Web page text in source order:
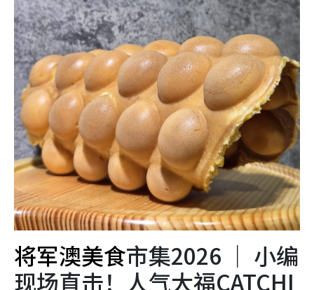
将军澳美食市集2026 ｜ 小编
现场直击！人气大福CATCHI